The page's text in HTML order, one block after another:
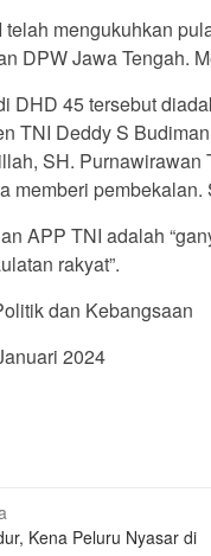
mengukuhkan
DPW Jawa Tengah.
DHD 45 tersebut
TNI Deddy S
SH.
memberi
APP TNI adalah
rakyat”.
dan Kebangsaan
2024
Kena Peluru Nyasar di